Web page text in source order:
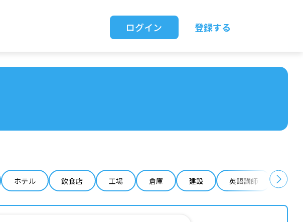
ログイン 登録する
ホテル 飲食店 工場 倉庫 建設 英語講師 IT